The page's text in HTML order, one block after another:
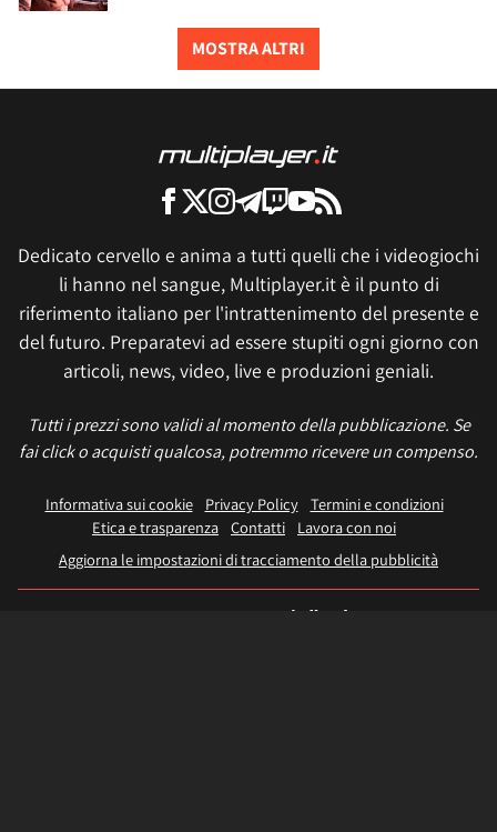
MOSTRA ALTRI
Dedicato cervello e anima a tutti quelli che i videogiochi
li hanno nel sangue, Multiplayer.it è il punto di
riferimento italiano per l'intrattenimento del presente e
del futuro. Preparatevi ad essere stupiti ogni giorno con
articoli, news, video, live e produzioni geniali.
Tutti i prezzi sono validi al momento della pubblicazione. Se
fai click o acquisti qualcosa, potremmo ricevere un compenso.
Informativa sui cookie Privacy Policy
Termini e condizioni
Etica e trasparenza Contatti
Lavora con noi
Aggiorna le impostazioni di tracciamento della pubblicità